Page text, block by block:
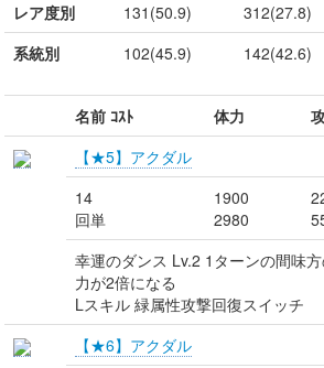
レア度別
131(50.9) 312(27.8)
系統別
102(45.9) 142(42.6)
名前 ｺｽﾄ 体力
【★5】アクダル
14
回単
1900
2980
幸運のダンス Lv.2 1ターンの間味
力が2倍になる
Lスキル 緑属性攻撃回復スイッチ
【★6】アクダル